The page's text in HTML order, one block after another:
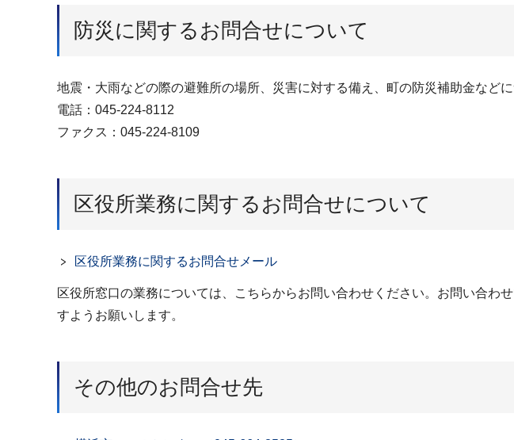
防災に関するお問合せについて
地震・大雨などの際の避難所の場所、災害に対する備え、町の防災補助金など
電話：045-224-8112
ファクス：045-224-8109
区役所業務に関するお問合せについて
区役所業務に関するお問合せメール
区役所窓口の業務については、こちらからお問い合わせください。お問い合わ
すようお願いします。
その他のお問合せ先